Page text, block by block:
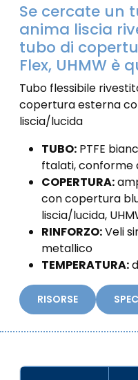
Se cercate un
anima liscia
tubo di
Flex, UHMW è
Tubo flessibile
copertura esterna
liscia/lucida
TUBO: PTFE
ftalati, conforme
COPERTURA:
con copertura
liscia/lucida,
RINFORZO:Veli
metallico
TEMPERATURA:
RISORSE